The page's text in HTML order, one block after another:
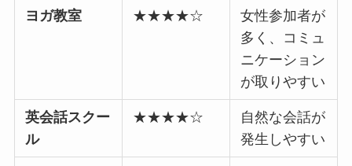
ヨガ教室 ★★★★☆
女性参加者が
多く、コミュ
ニケーション
が取りやすい
英会話スクー
ル
★★★★☆
自然な会話が
発生しやすい